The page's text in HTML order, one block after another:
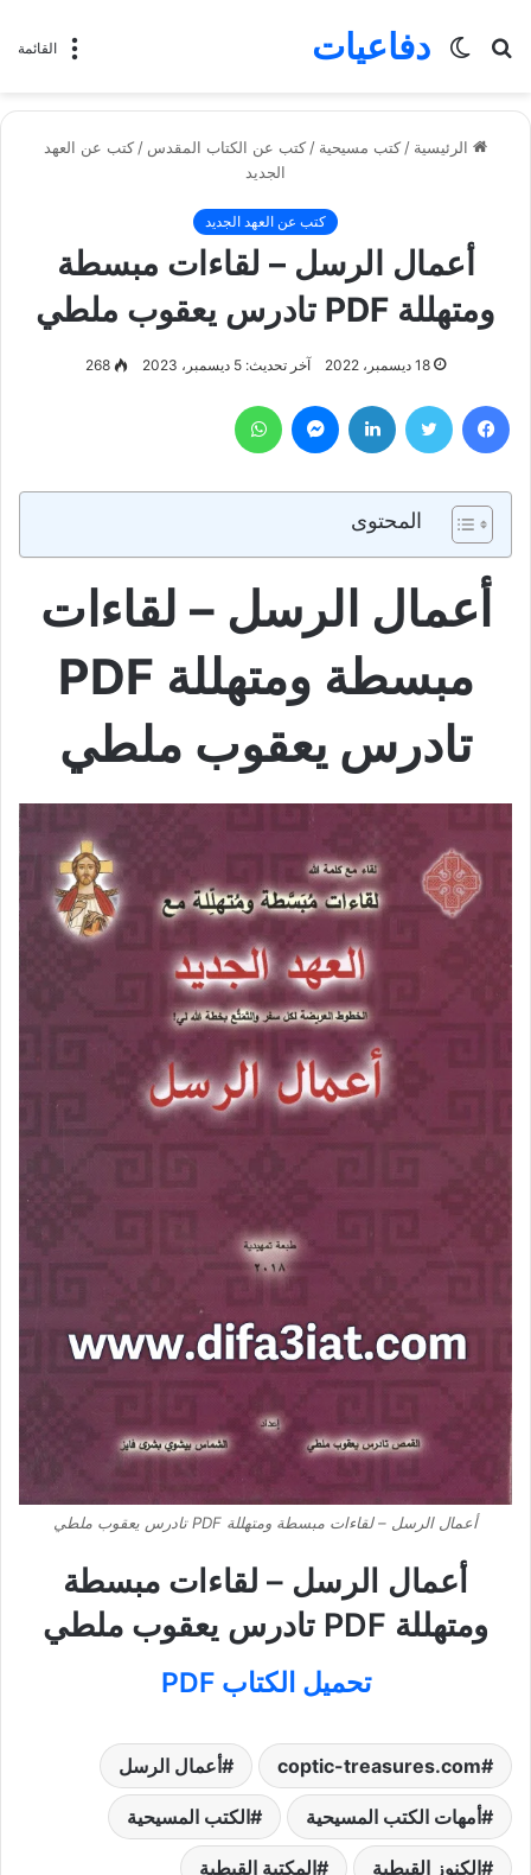
القائمة دفاعيات
بحث
الوضع
الرئيسية / كتب مسيحية / كتب عن الكتاب المقدس / كتب عن العهد
الجديد
كتب عن العهد الجديد
أعمال الرسل – لقاءات مبسطة
ومتهللة PDF تادرس يعقوب ملطي
18 ديسمبر، 2022 آخر تحديث: 5 ديسمبر، 2023 268
فيسبوك تويتر لينكدإن ماسنجر
المحتوى
أعمال الرسل – لقاءات
مبسطة ومتهللة PDF
تادرس يعقوب ملطي
أعمال الرسل – لقاءات مبسطة ومتهللة PDF تادرس يعقوب ملطي
أعمال الرسل – لقاءات مبسطة
ومتهللة PDF تادرس يعقوب ملطي
تحميل الكتاب PDF
coptic-treasures.com أعمال الرسل
أمهات الكتب المسيحية الكتب المسيحية
الكنوز القبطية المكتبة القبطية